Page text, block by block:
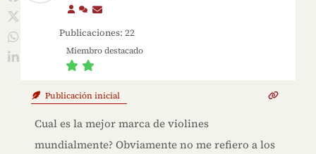
Publicaciones: 22
Miembro destacado
Publicación inicial
Cual es la mejor marca de violines
mundialmente? Obviamente no me refiero a los